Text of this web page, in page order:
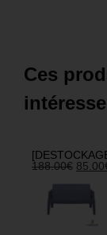
Ces
188.00€ 85.00